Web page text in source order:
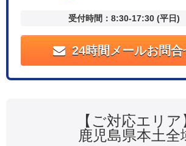
受付時間：8:30-17:30 (平日)
24時間メールお問合
【ご対応エリア
鹿児島県本土全